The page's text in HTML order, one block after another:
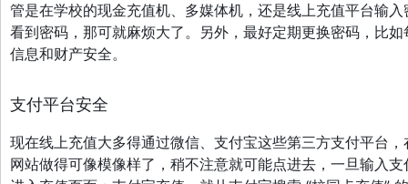
管是在学校的现金充值机、多媒体机，还是线上充值平台输
看到密码，那可就麻烦大了。另外，最好定期更换密码，比
信息和财产安全。
支付平台安全
现在线上充值大多得通过微信、支付宝这些第三方支付平台
网站做得可像模像样了，稍不注意就可能点进去，一旦输入